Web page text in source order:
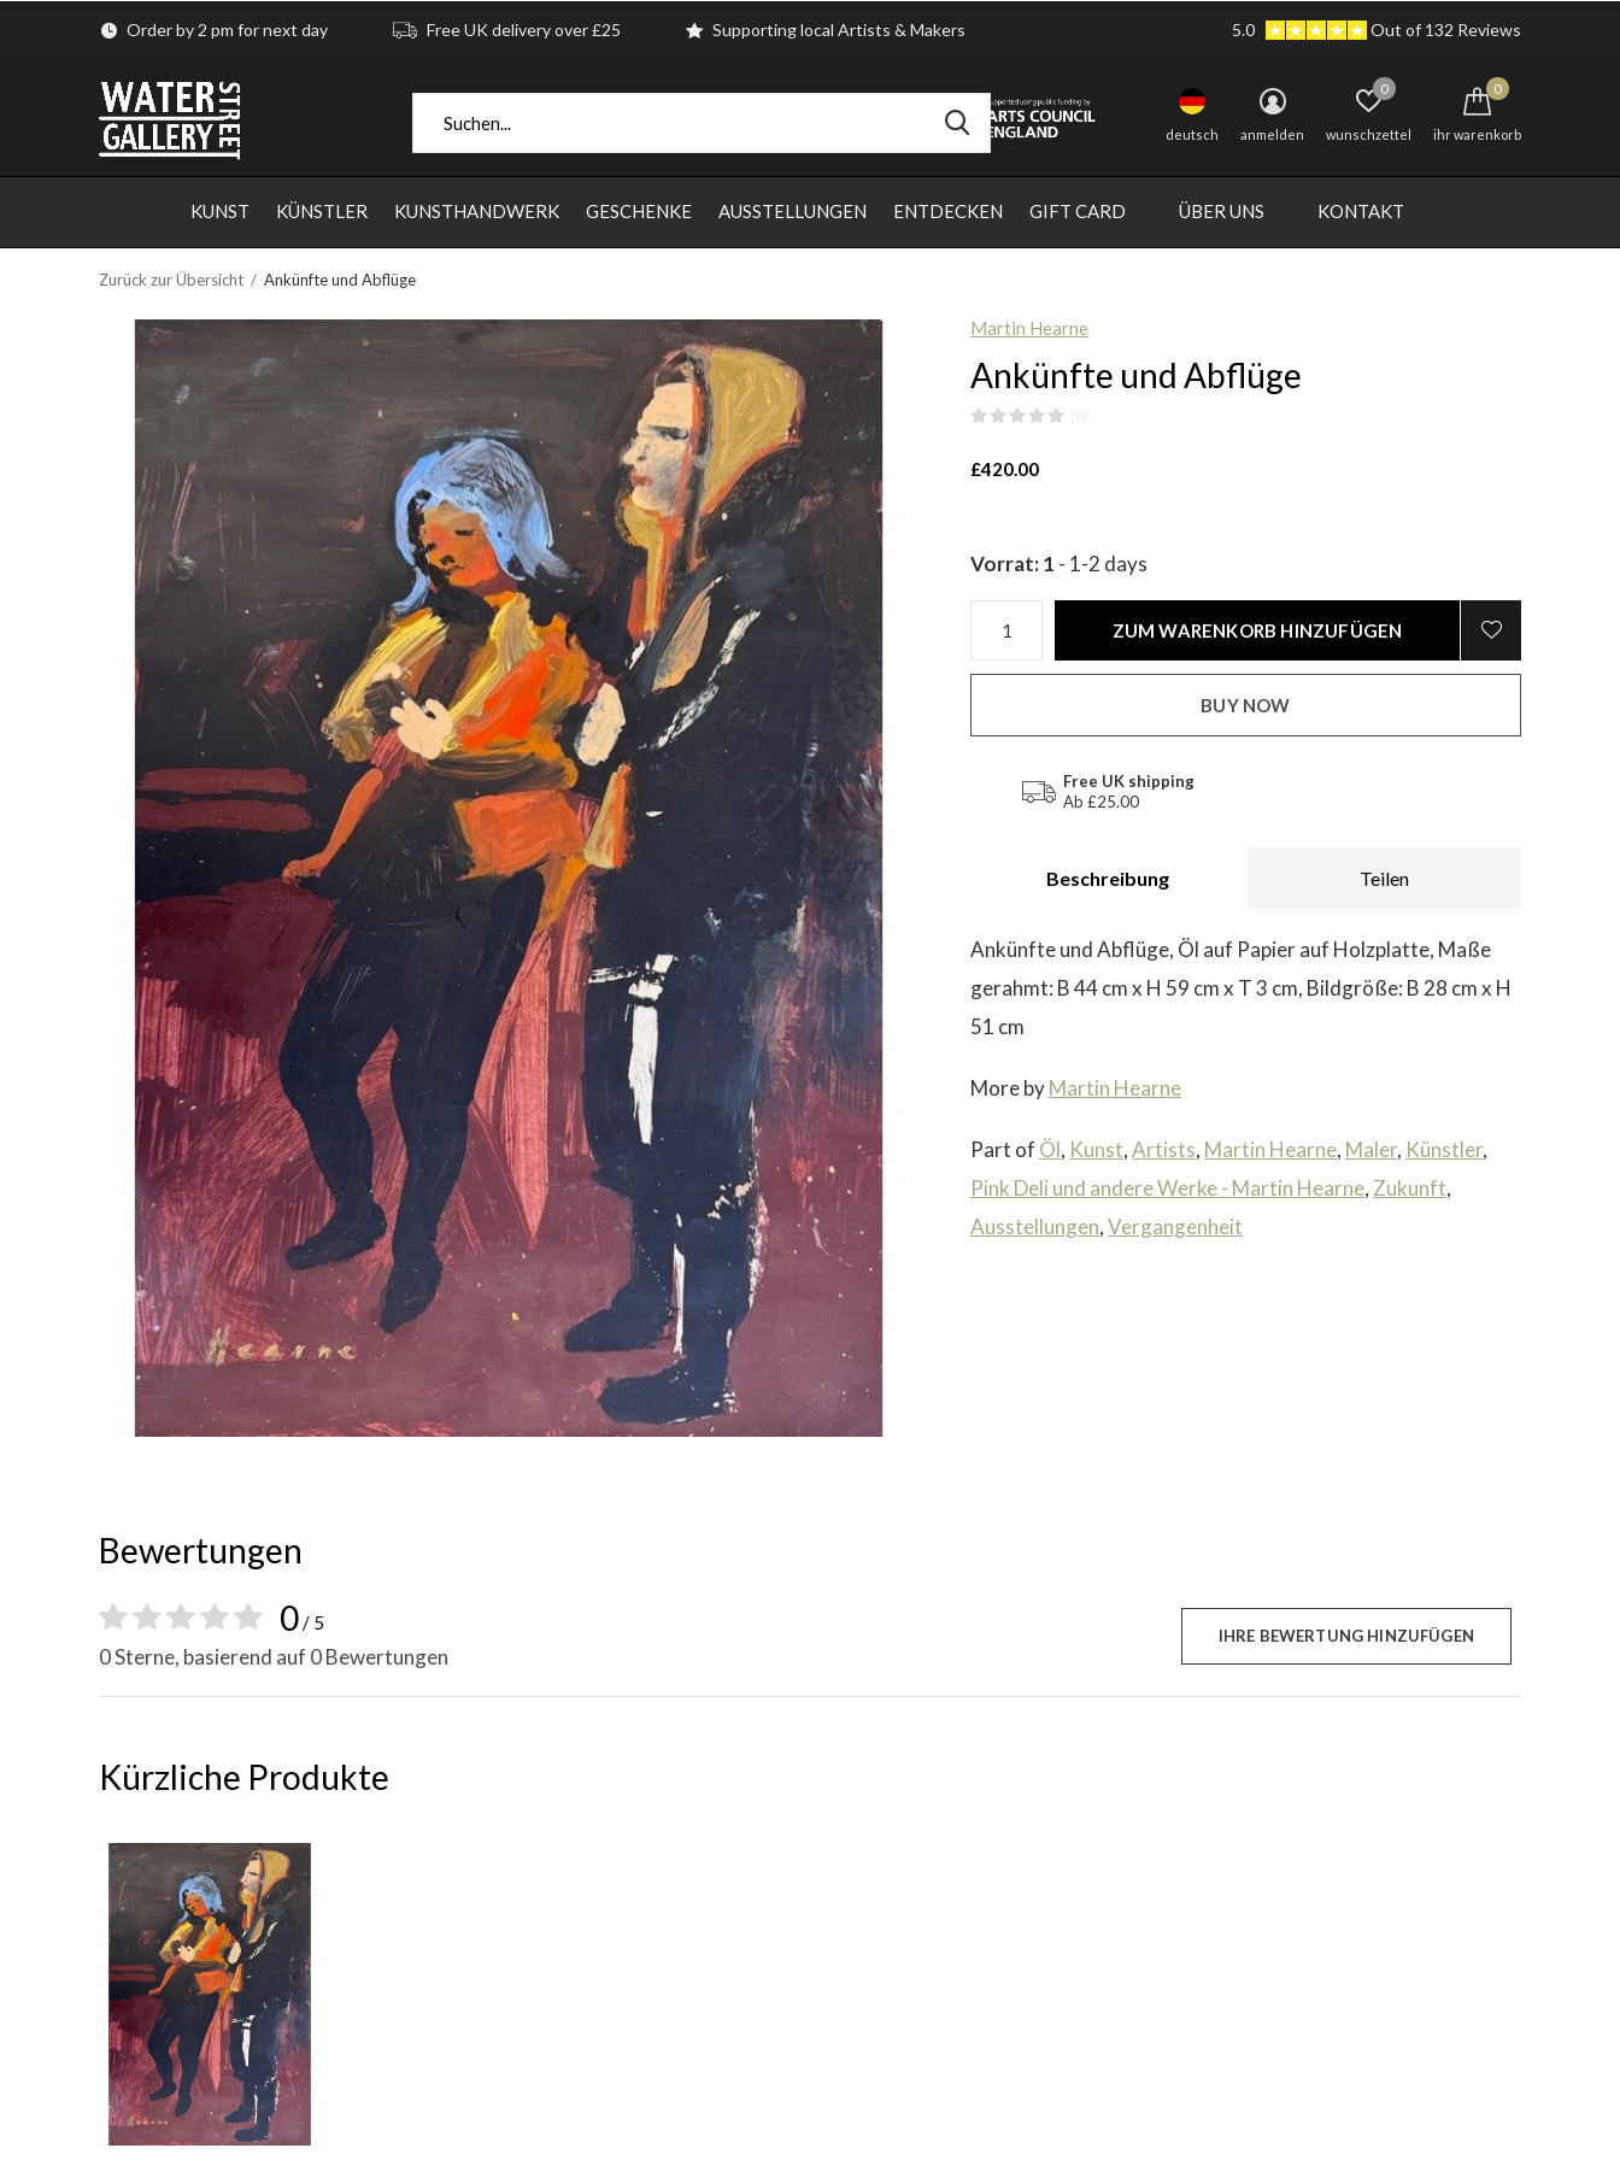
KUNST KÜNSTLER KUNSTHANDWERK GESCHENKE AUSSTELLUNGEN ENTDECKEN GIFT CARD ÜBER UNS KONTAKT
deutsch anmelden wunschzettel
0
ihr warenkorb
0
Order by 2 pm for next day Free UK delivery over £25 Supporting local Artists & Makers 5.0 Out of 132 Reviews
Zurück zur Übersicht Ankünfte und Abflüge
Martin Hearne
Ankünfte und Abflüge
£420.00
Vorrat: 1 - 1-2 days
ZUM WARENKORB HINZUFÜGEN
BUY NOW
Free UK shipping
Ab £25.00
Beschreibung Teilen
Ankünfte und Abflüge, Öl auf Papier auf Holzplatte, Maße
gerahmt: B 44 cm x H 59 cm x T 3 cm, Bildgröße: B 28 cm x H
51 cm
More byMartin Hearne
Part of Öl, Kunst,Artists, Martin Hearne, Maler, Künstler,
Pink Deli und andere Werke - Martin Hearne, Zukunft,
Ausstellungen,Vergangenheit
Bewertungen
0/ 5
0 Sterne, basierend auf 0 Bewertungen
IHRE BEWERTUNG HINZUFÜGEN
Kürzliche Produkte